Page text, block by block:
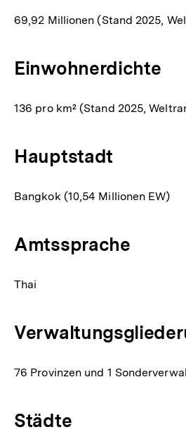
69,92 Millionen (Stand 2025,
Einwohnerdichte
136 pro km² (Stand 2025,
Hauptstadt
Bangkok (10,54 Millionen EW)
Amtssprache
Thai
76 Provinzen und 1
Städte